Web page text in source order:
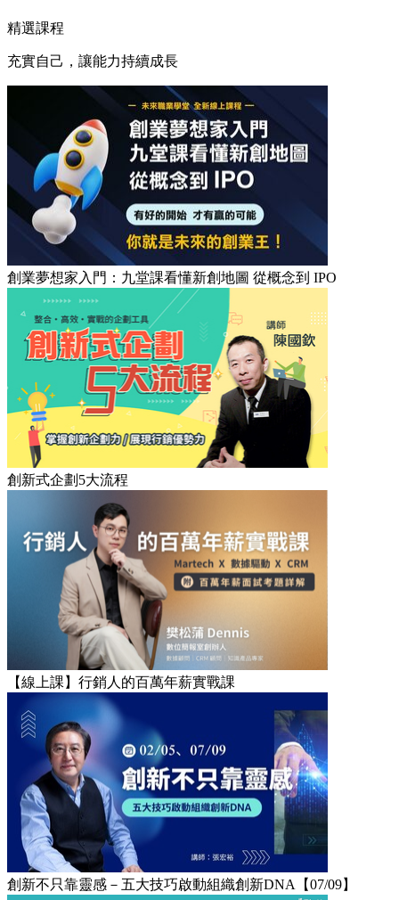
精選課程
充實自己，讓能力持續成長
創業夢想家入門：九堂課看懂新創地圖 從概念到 IPO
創新式企劃5大流程
【線上課】行銷人的百萬年薪實戰課
創新不只靠靈感－五大技巧啟動組織創新DNA【07/09】